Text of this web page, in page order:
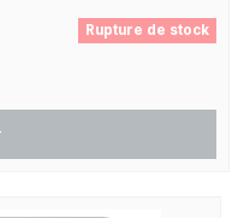
Rupture de stock